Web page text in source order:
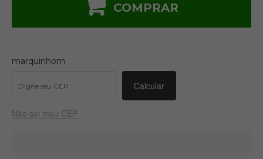
COMPRAR
marquinhom
Não sei meu CEP